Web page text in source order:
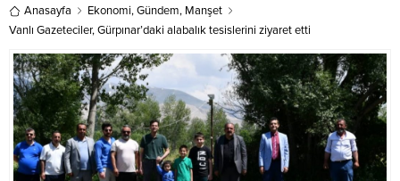
Anasayfa Ekonomi,Gündem, Manşet
Vanlı Gazeteciler, Gürpınar’daki alabalık tesislerini ziyaret etti